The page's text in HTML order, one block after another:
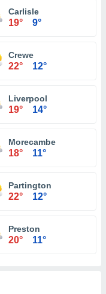
Carlisle
19° 9°
Crewe
22° 12°
Liverpool
19° 14°
Morecambe
18° 11°
Partington
22° 12°
Preston
20° 11°